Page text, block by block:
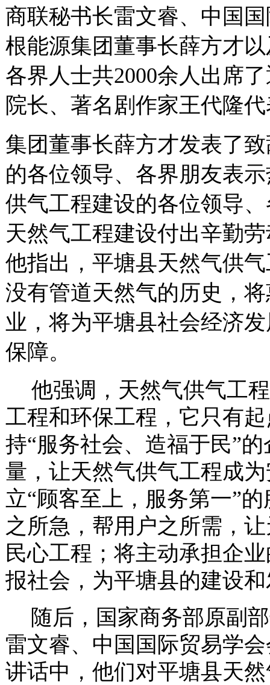
商联秘书长雷文睿、中国
根能源集团董事长薛方才
各界人士共2000余人出席
院长、著名剧作家王代隆
集团董事长薛方才发表了
的各位领导、各界朋友表
供气工程建设的各位领导
天然气工程建设付出辛勤
他指出，平塘县天然气供
没有管道天然气的历史，
业，将为平塘县社会经济
保障。
他强调，天然气供气工
工程和环保工程，它只有
持“服务社会、造福于民”
量，让天然气供气工程成
立“顾客至上，服务第一”
之所急，帮用户之所需，
民心工程；将主动承担企
报社会，为平塘县的建设
随后，国家商务部原副
雷文睿、中国国际贸易学
讲话中，他们对平塘县天